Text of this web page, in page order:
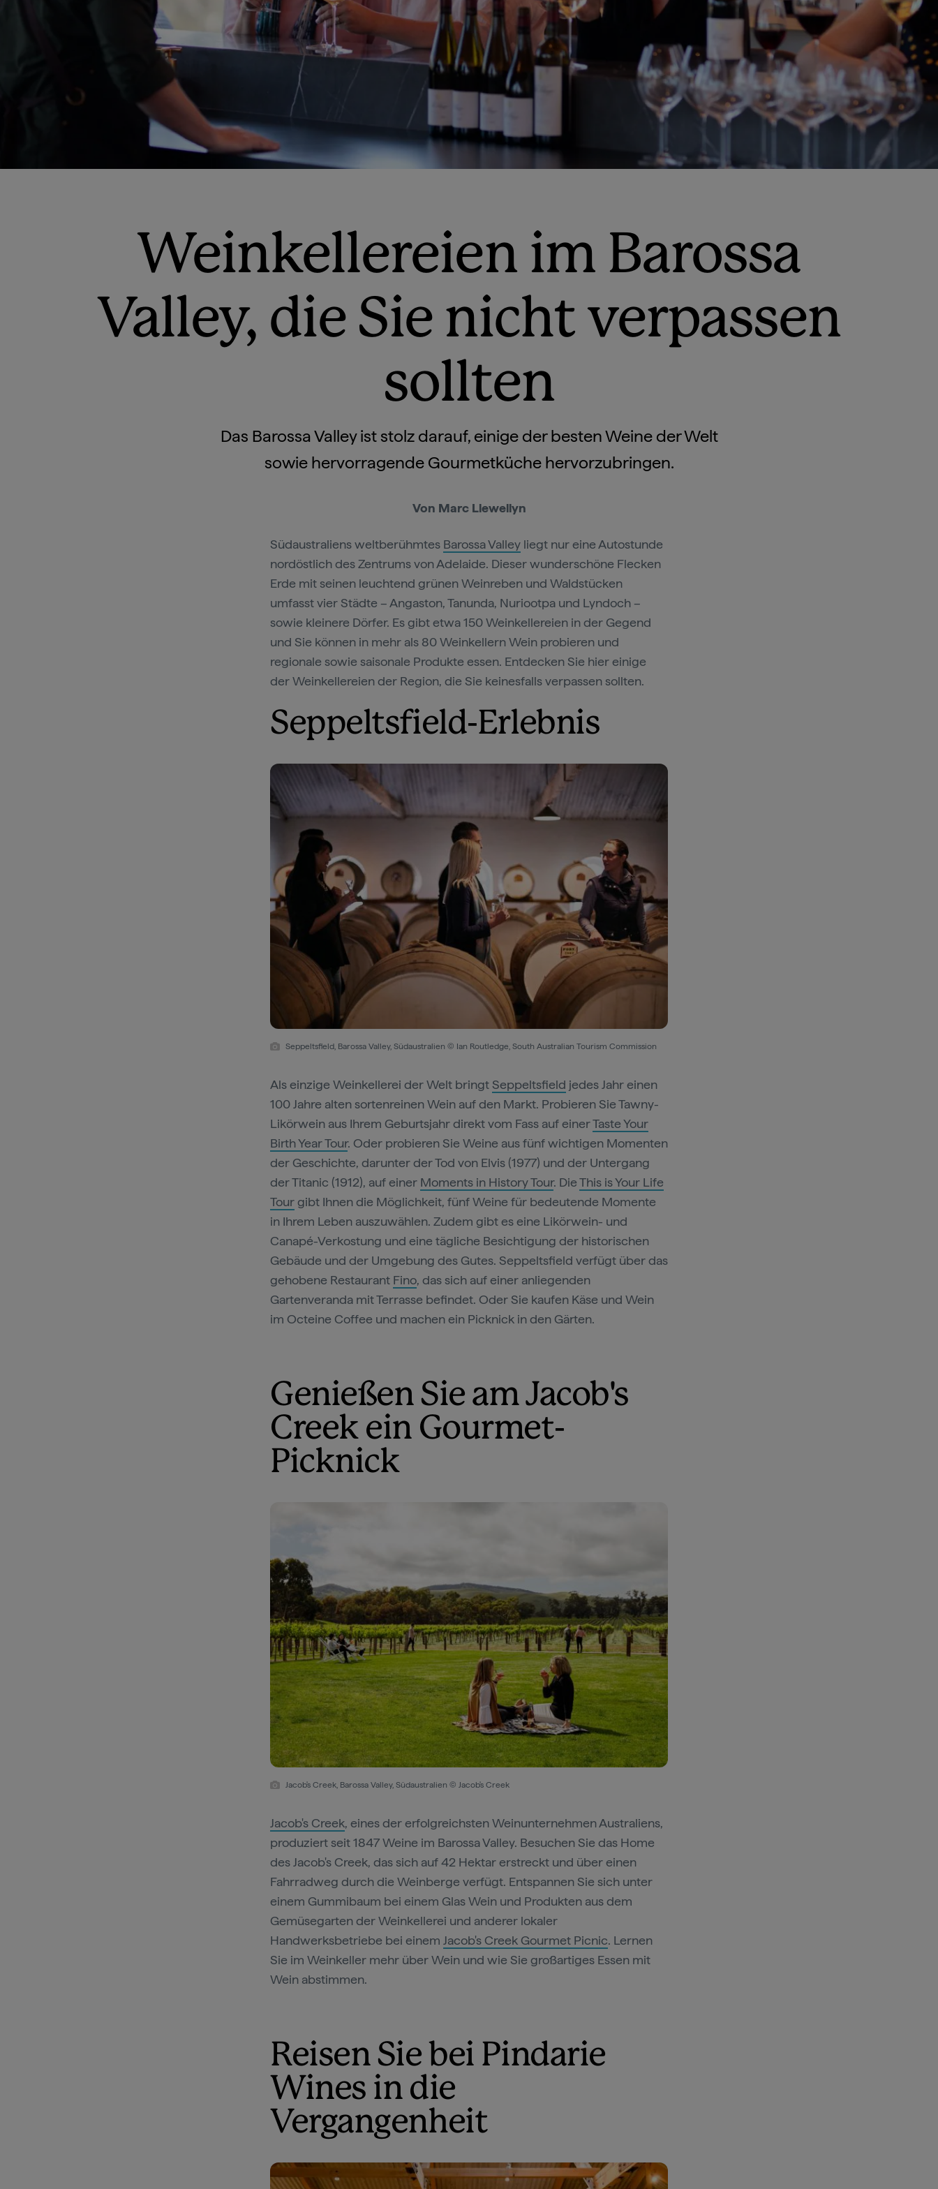
Weinkellereien im Barossa
Valley, die Sie nicht verpassen
sollten
Das Barossa Valley ist stolz darauf, einige der besten Weine der Welt
sowie hervorragende Gourmetküche hervorzubringen.
Von Marc Llewellyn
Südaustraliens weltberühmtes Barossa Valley liegt nur eine Autostunde
nordöstlich des Zentrums von Adelaide. Dieser wunderschöne Flecken
Erde mit seinen leuchtend grünen Weinreben und Waldstücken
umfasst vier Städte – Angaston, Tanunda, Nuriootpa und Lyndoch –
sowie kleinere Dörfer. Es gibt etwa 150 Weinkellereien in der Gegend
und Sie können in mehr als 80 Weinkellern Wein probieren und
regionale sowie saisonale Produkte essen. Entdecken Sie hier einige
der Weinkellereien der Region, die Sie keinesfalls verpassen sollten.
Seppeltsfield-Erlebnis
Seppeltsfield, Barossa Valley, Südaustralien © Ian Routledge, South Australian Tourism Commission
Als einzige Weinkellerei der Welt bringtSeppeltsfield jedes Jahr einen
100 Jahre alten sortenreinen Wein auf den Markt. Probieren Sie Tawny-
Likörwein aus Ihrem Geburtsjahr direkt vom Fass auf einerTaste Your
Birth Year Tour. Oder probieren Sie Weine aus fünf wichtigen Momenten
der Geschichte, darunter der Tod von Elvis (1977) und der Untergang
der Titanic (1912), auf einer Moments in History Tour. DieThis is Your Life
Tour gibt Ihnen die Möglichkeit, fünf Weine für bedeutende Momente
in Ihrem Leben auszuwählen. Zudem gibt es eine Likörwein- und
Canapé-Verkostung und eine tägliche Besichtigung der historischen
Gebäude und der Umgebung des Gutes. Seppeltsfield verfügt über das
gehobene Restaurant Fino, das sich auf einer anliegenden
Gartenveranda mit Terrasse befindet. Oder Sie kaufen Käse und Wein
im Octeine Coffee und machen ein Picknick in den Gärten.
Genießen Sie am Jacob's
Creek ein Gourmet-
Picknick
Jacob's Creek, Barossa Valley, Südaustralien © Jacob's Creek
Jacob's Creek, eines der erfolgreichsten Weinunternehmen Australiens,
produziert seit 1847 Weine im Barossa Valley. Besuchen Sie das Home
des Jacob's Creek, das sich auf 42 Hektar erstreckt und über einen
Fahrradweg durch die Weinberge verfügt. Entspannen Sie sich unter
einem Gummibaum bei einem Glas Wein und Produkten aus dem
Gemüsegarten der Weinkellerei und anderer lokaler
Handwerksbetriebe bei einem Jacob's Creek Gourmet Picnic. Lernen
Sie im Weinkeller mehr über Wein und wie Sie großartiges Essen mit
Wein abstimmen.
Reisen Sie bei Pindarie
Wines in die
Vergangenheit